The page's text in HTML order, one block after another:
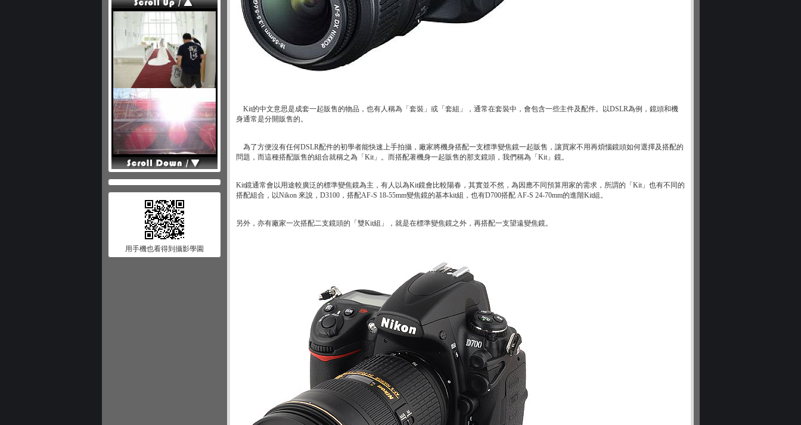
用手機也看得到攝影學園
Kit的中文意思是成套一起販售的物品，也有人稱為「套裝」或「套組」，通常在套裝中，會包含一些主件及配件。以DSLR為例，鏡頭和機
身通常是分開販售的。
為了方便沒有任何DSLR配件的初學者能快速上手拍攝，廠家將機身搭配一支標準變焦鏡一起販售，讓買家不用再煩惱鏡頭如何選擇及搭配的
問題，而這種搭配販售的組合就稱之為「Kit」。而搭配著機身一起販售的那支鏡頭，我們稱為「Kit」鏡。
Kit鏡通常會以用途較廣泛的標準變焦鏡為主，有人以為Kit鏡會比較陽春，其實並不然，為因應不同預算用家的需求，所謂的「Kit」也有不同的
搭配組合，以Nikon 來說，D3100，搭配AF-S 18-55mm變焦鏡的基本kit組，也有D700搭配 AF-S 24-70mm的進階Kit組。
另外，亦有廠家一次搭配二支鏡頭的「雙Kit組」，就是在標準變焦鏡之外，再搭配一支望遠變焦鏡。